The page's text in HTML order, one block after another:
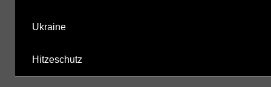
Ukraine
Hitzeschutz